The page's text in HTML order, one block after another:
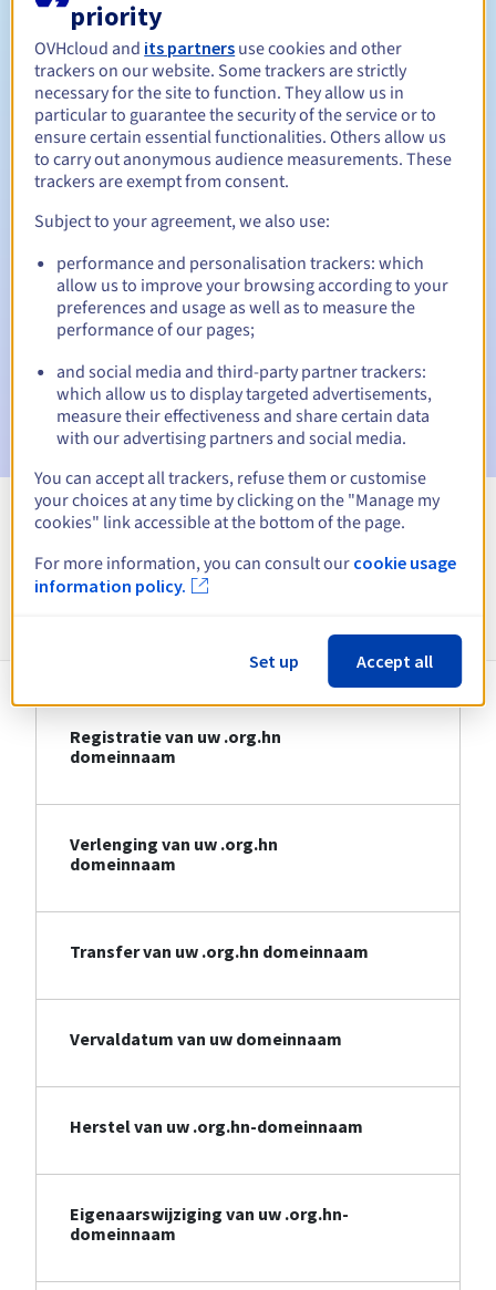
Verlengingsperiode Tussen 1 en 5 jaar
Inlosperiode 30 dagen
Automatische meldingen:
Waarschuwings-e-mails:60, 30, 15, 7 en 3 dagen vóór de
vervaldatum
E-mail op de vervaldatumom de schorsing van de
domeinnaam te melden
E-mail na de Redemption Grace Periodom de
verwijdering van de domeinnaam te melden
Bekijk alle extensies
Informatie over .org.hn
Registratie van uw .org.hn
domeinnaam
Verlenging van uw .org.hn
domeinnaam
Transfer van uw .org.hn domeinnaam
Vervaldatum van uw domeinnaam
Herstel van uw .org.hn-domeinnaam
Eigenaarswijziging van uw .org.hn-
domeinnaam
priority
OVHcloud and its partners use cookies and other
trackers on our website. Some trackers are strictly
necessary for the site to function. They allow us in
particular to guarantee the security of the service or to
ensure certain essential functionalities. Others allow us
to carry out anonymous audience measurements. These
trackers are exempt from consent.
Subject to your agreement, we also use:
performance and personalisation trackers: which
allow us to improve your browsing according to your
preferences and usage as well as to measure the
performance of our pages;
and social media and third-party partner trackers:
which allow us to display targeted advertisements,
measure their effectiveness and share certain data
with our advertising partners and social media.
You can accept all trackers, refuse them or customise
your choices at any time by clicking on the "Manage my
cookies" link accessible at the bottom of the page.
For more information, you can consult our cookie usage
information policy.
Set up Accept all